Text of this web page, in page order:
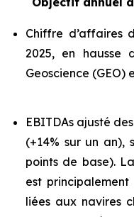
Chiffre d’affaires
2025, en hausse
Geoscience (GEO)
EBITDAs ajusté
(+14% sur un an),
points de base).
est
liées aux navires